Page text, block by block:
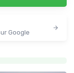
Google